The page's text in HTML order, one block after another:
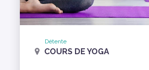
Détente
COURS DE YOGA